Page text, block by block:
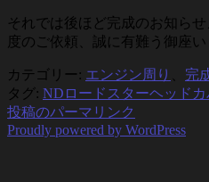
それでは後ほど完成のお知ら
度のご依頼、誠に有難う御座い
カテゴリー: エンジン周り 完
タグ: NDロードスターヘッドカ
投稿のパーマリンク
Proudly powered by WordPress